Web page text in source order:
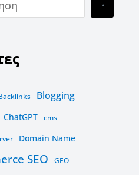
Blogging
ChatGPT cms
Domain Name
SEO GEO